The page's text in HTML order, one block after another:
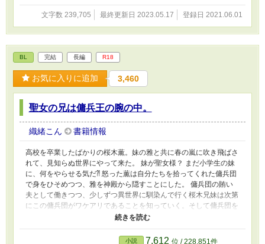
いたします！ とか書いていましたが、前作の
ストーリーが強く絡んでまいりました。ちょっ
と長いですがお読みいただくとよりわかりやす
くなると思われます。 attention‼︎ 『えっちは
えっちに書こう』をスローガンにしています。
該当シーンはなるべく話数を跨がないよう調整
してお届けします。十八歳未満のお嬢様、えち
えちが苦手な方は『✳︎マーク』を目安にご自衛く
文字数 239,705 最終更新日 2023.05.17 登録日 2021.06.01
BL 完結 長編 R18
お気に入りに追加 3,460
聖女の兄は傭兵王の腕の中。
織緒こん 書籍情報
高校を卒業したばかりの桜木薫。妹の雅と共に春の嵐に吹き飛ばさ
れて、見知らぬ世界にやって来た。 妹が聖女様？ まだ小学生の妹
に、何をやらせる気だ⁈ 怒った薫は自分たちを拾ってくれた傭兵団
で身をひそめつつ、雅を神殿から隠すことにした。 傭兵団の賄い
夫として働きつつ、少しずつ異世界に馴染んで行く桜木兄妹は次第
にこの傭兵団がワケアリであることを知っていく。そして傭兵団を
率いる副団長の為人も⋯⋯。 豪快な傭兵 × オカン少年 ⁂ ⁂
⁂ ⁂ ⁂ この作品はR18要素を含みます。『えっちはえっちに書こ
う』がモットーです。該当部分には『✳︎』を付けますので十八歳未
小説 7,612 位 / 228,851件